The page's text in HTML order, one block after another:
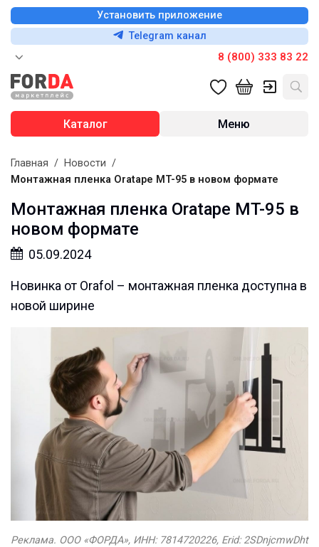
Установить приложение
Telegram канал
8 (800) 333 83 22
Каталог Меню
Главная / Новости /
Монтажная пленка Oratape MT-95 в новом формате
Монтажная пленка Oratape MT-95 в
новом формате
05.09.2024
Новинка от Orafol – монтажная пленка доступна в
новой ширине
Реклама. ООО «ФОРДА», ИНН: 7814720226, Erid: 2SDnjcmwDht